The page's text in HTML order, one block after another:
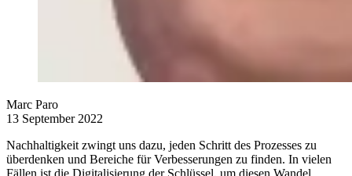
Marc Paro
13 September 2022
Nachhaltigkeit zwingt uns dazu, jeden Schritt des Prozesses zu
überdenken und Bereiche für Verbesserungen zu finden. In vielen
Fällen ist die Digitalisierung der Schlüssel, um diesen Wandel